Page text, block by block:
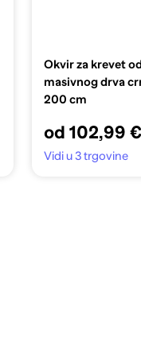
Okvir za krevet
masivnog drva
200 cm
od 102,99 €
Vidi u 3 trgovine